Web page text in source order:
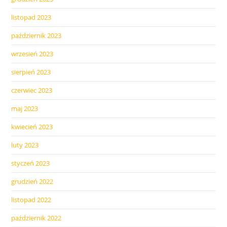
listopad 2023
październik 2023
wrzesień 2023
sierpień 2023
czerwiec 2023
maj 2023
kwiecień 2023
luty 2023
styczeń 2023
grudzień 2022
listopad 2022
październik 2022